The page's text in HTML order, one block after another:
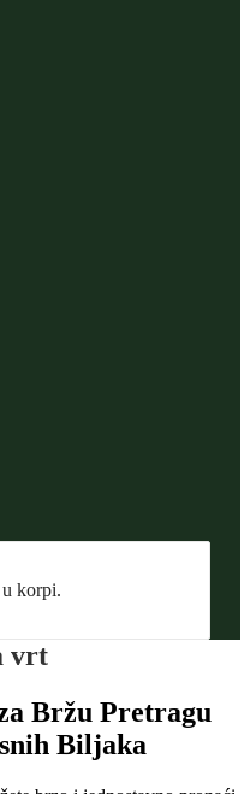
korpi.
vrt
Bržu Pretragu
Biljaka